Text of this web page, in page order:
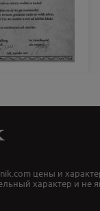
цены и
характер и не